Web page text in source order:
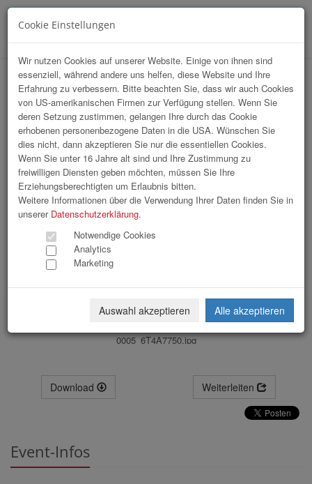
Klimabündnis Aufnahmefeier
0005_6T4A7750.jpg
Download Weiterleiten
Event-Infos
Cookie Einstellungen
Wir nutzen Cookies auf unserer Website. Einige von ihnen sind
essenziell, während andere uns helfen, diese Website und Ihre
Erfahrung zu verbessern. Bitte beachten Sie, dass wir auch Cookies
von US-amerikanischen Firmen zur Verfügung stellen. Wenn Sie
deren Setzung zustimmen, gelangen Ihre durch das Cookie
erhobenen personenbezogene Daten in die USA. Wünschen Sie
dies nicht, dann akzeptieren Sie nur die essentiellen Cookies.
Wenn Sie unter 16 Jahre alt sind und Ihre Zustimmung zu
freiwilligen Diensten geben möchten, müssen Sie Ihre
Erziehungsberechtigten um Erlaubnis bitten.
Weitere Informationen über die Verwendung Ihrer Daten finden Sie in
unserer Datenschutzerklärung.
Notwendige Cookies
Analytics
Marketing
Auswahl akzeptieren Alle akzeptieren